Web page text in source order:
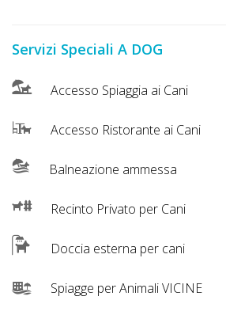
CHIEDI
CODICE
SCONTO
Video
con
Noi
Inserisci
Servizi Speciali A DOG
Accesso Spiaggia ai Cani
Accesso Ristorante ai Cani
Balneazione ammessa
Recinto Privato per Cani
Doccia esterna per cani
Spiagge per Animali VICINE